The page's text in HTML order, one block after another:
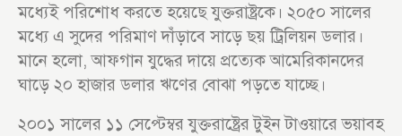
মধ্যেই পরিশোধ করতে হয়েছে যুক্তরাষ্ট্রকে। ২০৫০ সালের
মধ্যে এ সুদের পরিমাণ দাঁড়াবে সাড়ে ছয় ট্রিলিয়ন ডলার।
মানে হলো, আফগান যুদ্ধের দায়ে প্রত্যেক আমেরিকানদের
ঘাড়ে ২০ হাজার ডলার ঋণের বোঝা পড়তে যাচ্ছে।
২০০১ সালের ১১ সেপ্টেম্বর যুক্তরাষ্ট্রের টুইন টাওয়ারে ভয়াবহ